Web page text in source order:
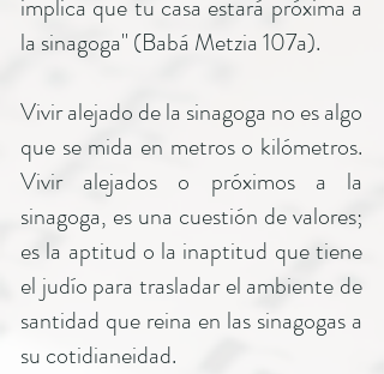
implica que tu casa estará próxima a
la sinagoga" (Babá Metzia 107a).
Vivir alejado de la sinagoga no es algo
que se mida en metros o kilómetros.
Vivir alejados o próximos a la
sinagoga, es una cuestión de valores;
es la aptitud o la inaptitud que tiene
el judío para trasladar el ambiente de
santidad que reina en las sinagogas a
su cotidianeidad.